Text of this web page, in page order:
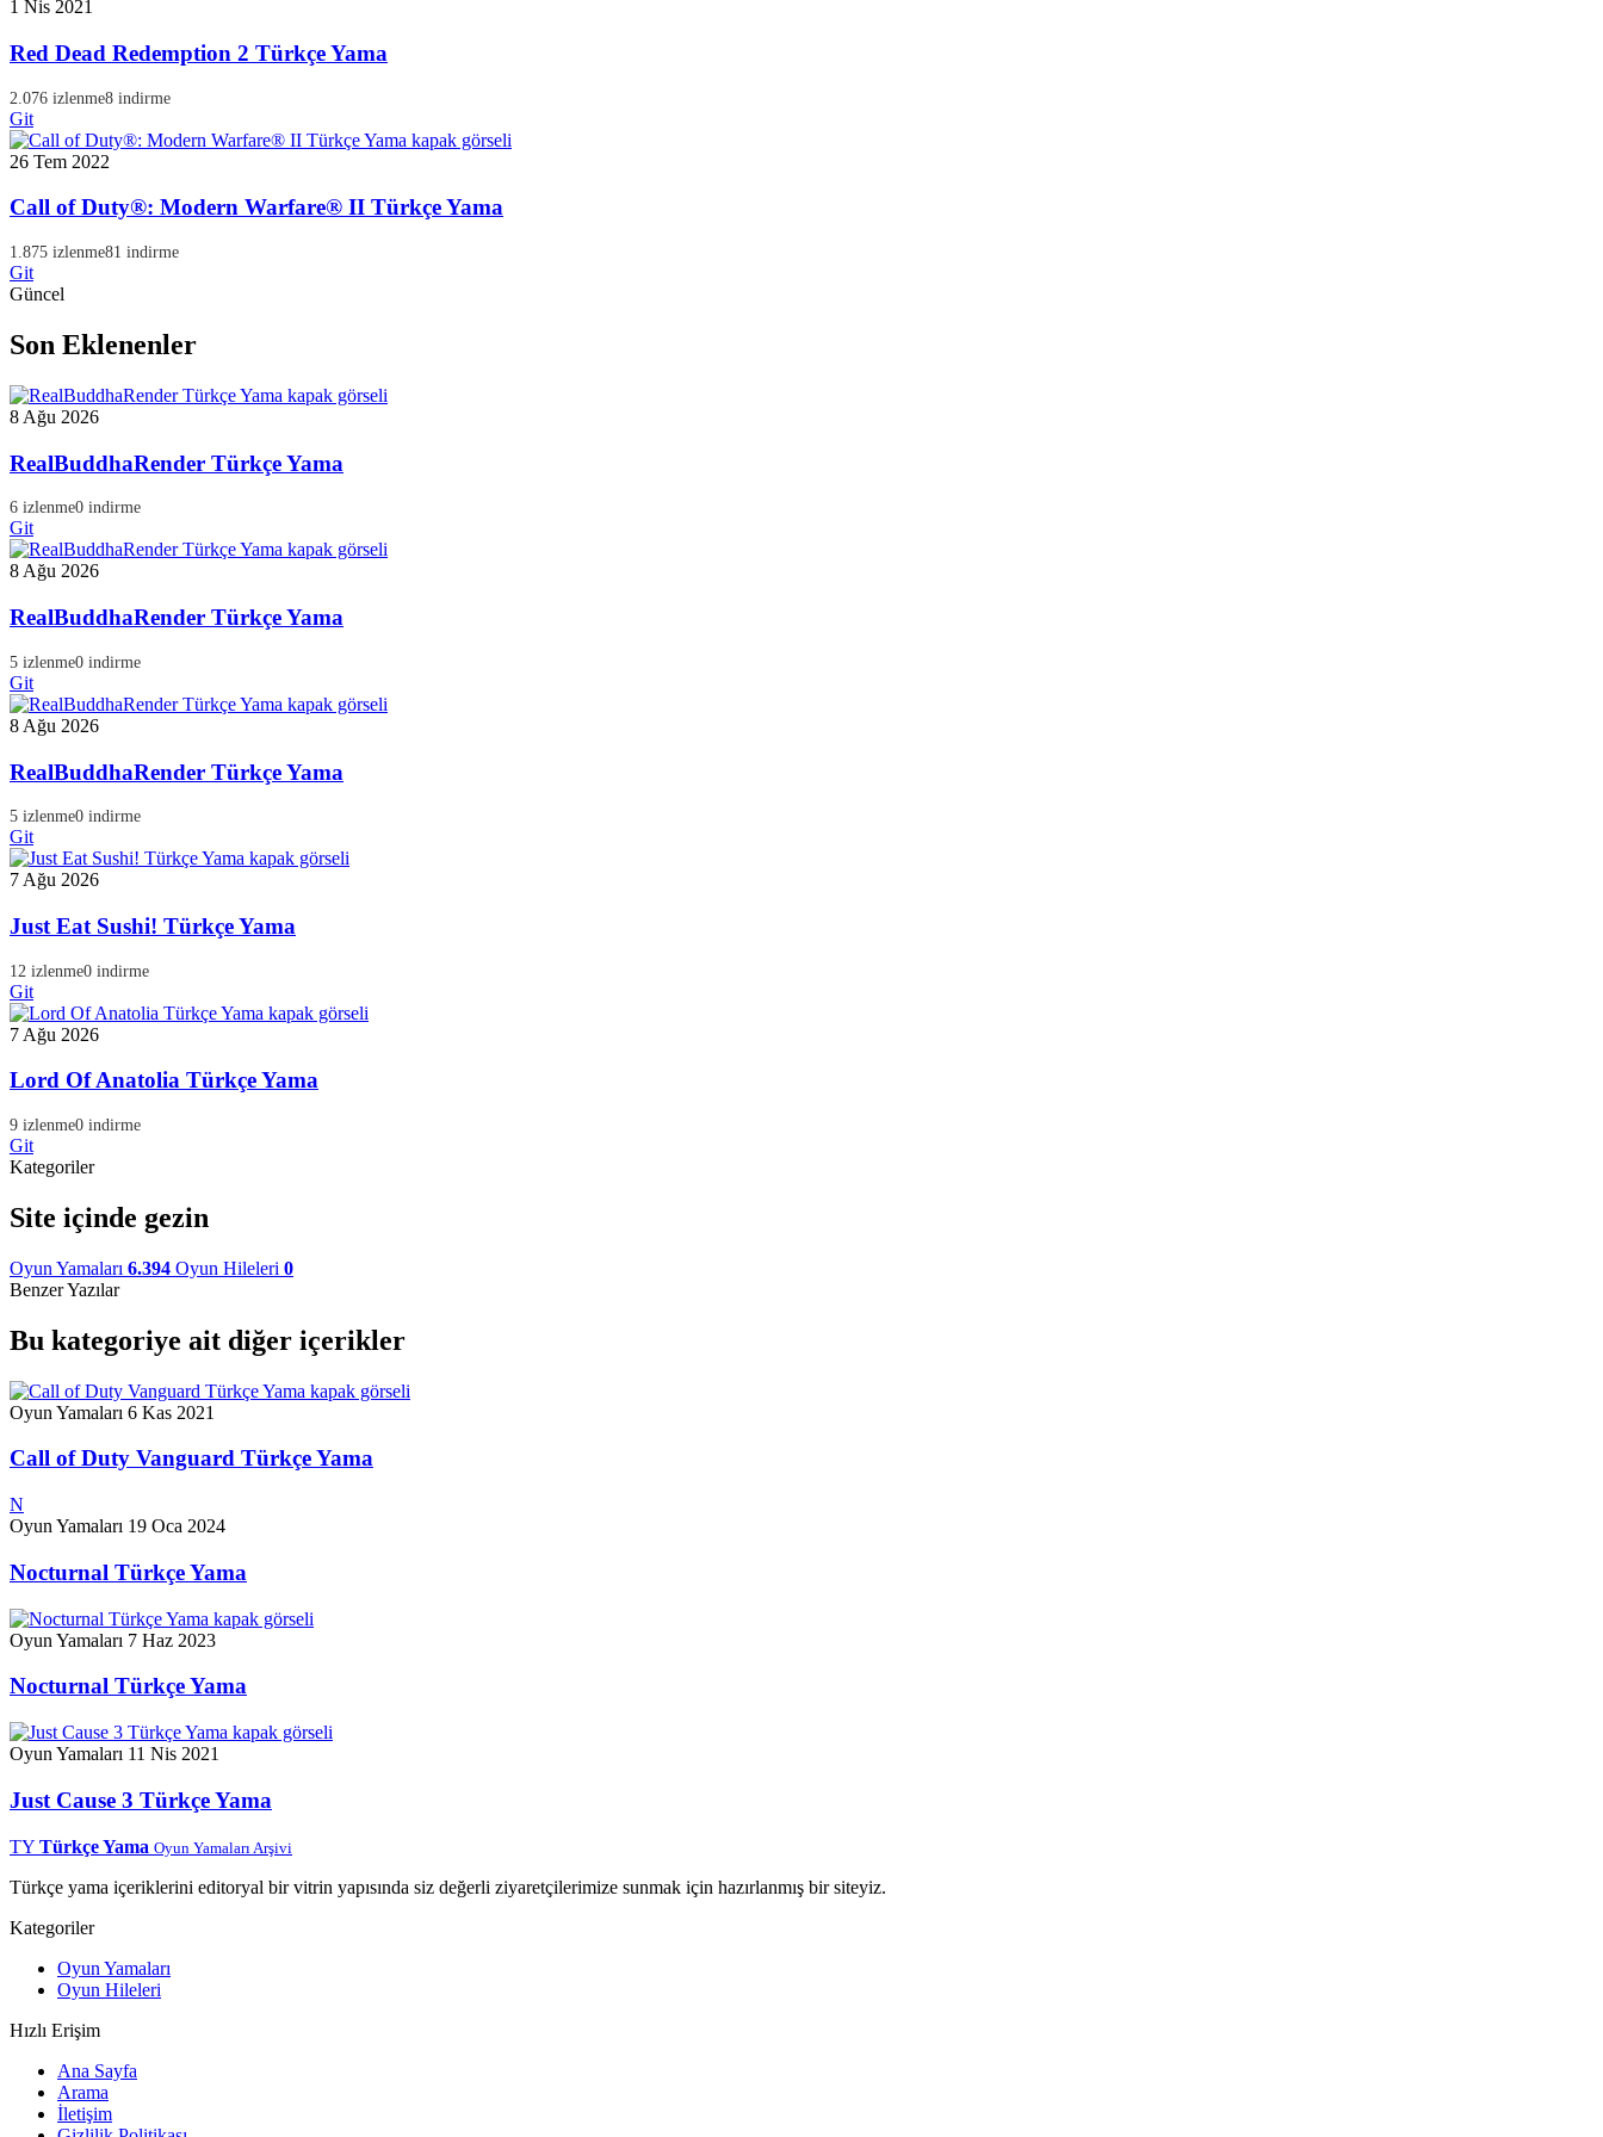
1 Nis 2021
Red Dead Redemption 2 Türkçe Yama
2.076 izlenme8 indirme
Git
26 Tem 2022
Call of Duty®: Modern Warfare® II Türkçe Yama
1.875 izlenme81 indirme
Git
Güncel
Son Eklenenler
8 Ağu 2026
RealBuddhaRender Türkçe Yama
6 izlenme0 indirme
Git
8 Ağu 2026
RealBuddhaRender Türkçe Yama
5 izlenme0 indirme
Git
8 Ağu 2026
RealBuddhaRender Türkçe Yama
5 izlenme0 indirme
Git
7 Ağu 2026
Just Eat Sushi! Türkçe Yama
12 izlenme0 indirme
Git
7 Ağu 2026
Lord Of Anatolia Türkçe Yama
9 izlenme0 indirme
Git
Kategoriler
Site içinde gezin
Oyun Yamaları 6.394 Oyun Hileleri 0
Benzer Yazılar
Bu kategoriye ait diğer içerikler
Oyun Yamaları 6 Kas 2021
Call of Duty Vanguard Türkçe Yama
N
Oyun Yamaları 19 Oca 2024
Nocturnal Türkçe Yama
Oyun Yamaları 7 Haz 2023
Nocturnal Türkçe Yama
Oyun Yamaları 11 Nis 2021
Just Cause 3 Türkçe Yama
TY Türkçe Yama Oyun Yamaları Arşivi
Türkçe yama içeriklerini editoryal bir vitrin yapısında siz değerli ziyaretçilerimize sunmak için hazırlanmış bir siteyiz.
Kategoriler
Oyun Yamaları
Oyun Hileleri
Hızlı Erişim
Ana Sayfa
Arama
İletişim